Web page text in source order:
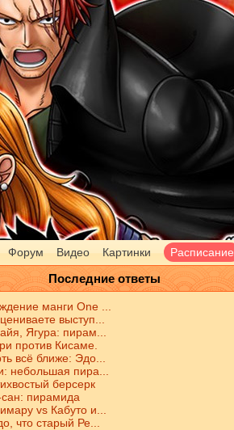
Форум Видео Картинки Расписание
Последние ответы
манги One ...
выступ...
Ягура: пирам...
против Кисаме.
всё ближе: Эдо...
небольшая пира...
берсерк
сан: пирамида
vs Кабуто и...
что старый Ре...